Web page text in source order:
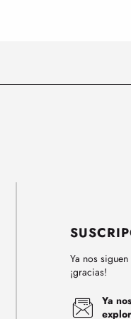
Ya nos
¡gracias!
Ya